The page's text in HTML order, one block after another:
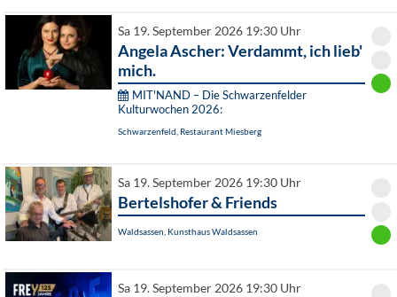
Sa 19. September 2026 19:30 Uhr
Angela Ascher: Verdammt, ich lieb'
mich.
MIT'NAND – Die Schwarzenfelder
Kulturwochen 2026:
Schwarzenfeld, Restaurant Miesberg
Sa 19. September 2026 19:30 Uhr
Bertelshofer & Friends
Waldsassen, Kunsthaus Waldsassen
Sa 19. September 2026 19:30 Uhr